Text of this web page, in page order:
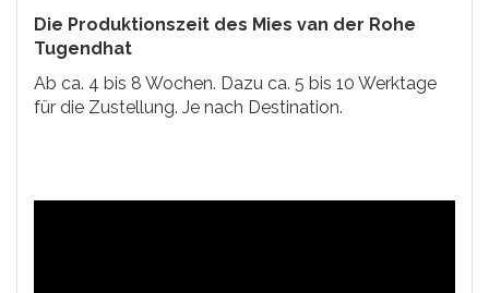
Die Produktionszeit des Mies van der Rohe
Tugendhat
Ab ca. 4 bis 8 Wochen. Dazu ca. 5 bis 10 Werktage
für die Zustellung. Je nach Destination.